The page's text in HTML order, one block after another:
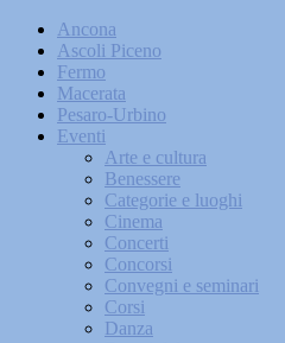
Ancona
Ascoli Piceno
Fermo
Macerata
Pesaro-Urbino
Eventi
Arte e cultura
Benessere
Categorie e luoghi
Cinema
Concerti
Concorsi
Convegni e seminari
Corsi
Danza